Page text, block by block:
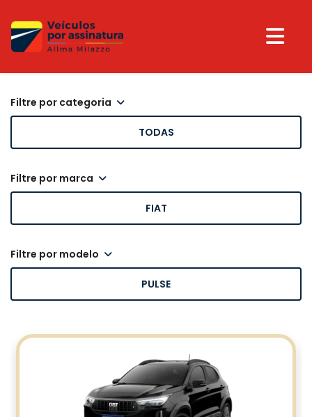
filtre por categoria
TODAS
filtre por marca
FIAT
filtre por modelo
PULSE